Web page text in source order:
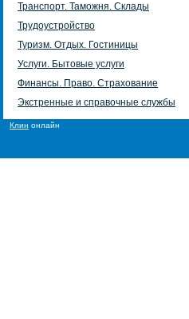
Транспорт. Таможня. Склады
Трудоустройство
Туризм. Отдых. Гостиницы
Услуги. Бытовые услуги
Финансы. Право. Страхование
Экстренные и справочные службы
Клин онлайн